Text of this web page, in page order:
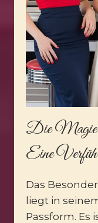
Die
Eine
Das
liegt in
Passform. Es